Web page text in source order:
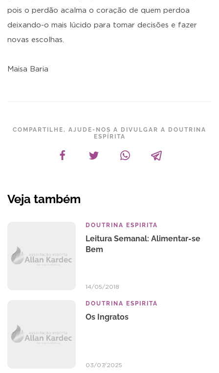
pois o perdão acalma o coração de quem perdoa
deixando-o mais lúcido para tomar decisões e fazer
novas escolhas.
Maisa Baria
COMPARTILHE, AJUDE-NOS A DIVULGAR A DOUTRINA
ESPÍRITA
Veja também
DOUTRINA ESPIRITA
Leitura Semanal: Alimentar-se
Bem
14/05/2018
DOUTRINA ESPIRITA
Os Ingratos
03/07/2025